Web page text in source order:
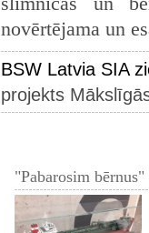
novērtējama un
BSW Latvia SIA
projekts
"Pabarosim